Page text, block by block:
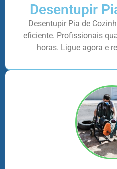
Desentupir
Desentupir Pia de
eficiente. Profissionais
horas. Ligue agora e